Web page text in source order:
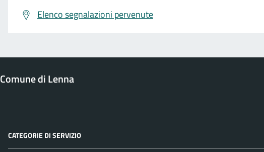
Elenco segnalazioni pervenute
Comune di Lenna
CATEGORIE DI SERVIZIO